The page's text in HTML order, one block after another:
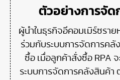
ตัวอย่างการจัด
ผู้นำในธุรกิจอีคอมเมิร์ซราย
ร่วมกับระบบการจัดการคลั
ซื้อ เมื่อลูกค้าสั่งซื้อ RPA
ระบบการจัดการคลังสินค้